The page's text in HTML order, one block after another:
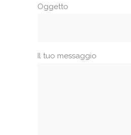
Oggetto
Il tuo messaggio